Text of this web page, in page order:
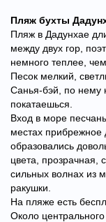
Пляж бухты
Пляж в Дадунхае
между двух гор,
немного теплее,
Песок мелкий,
Санья-бэй, по нему
покатаешься.
Вход в море
местах прибрежное
образовались
цвета, прозрачная,
сильных волнах из
ракушки.
На пляже есть
Около